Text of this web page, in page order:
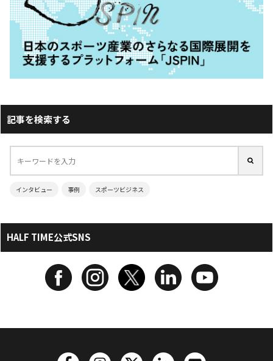
記事を検索する
インタビュー 事例 スポーツビジネス
HALF TIME公式SNS